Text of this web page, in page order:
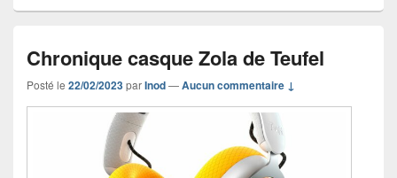
Chronique casque Zola de Teufel
Posté le 22/02/2023parInod—Aucun commentaire ↓